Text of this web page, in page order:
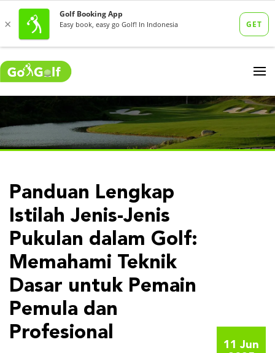
Panduan Lengkap
Istilah Jenis-Jenis
Pukulan dalam Golf:
Memahami Teknik
Dasar untuk Pemain
Pemula dan
Profesional
11 Jun